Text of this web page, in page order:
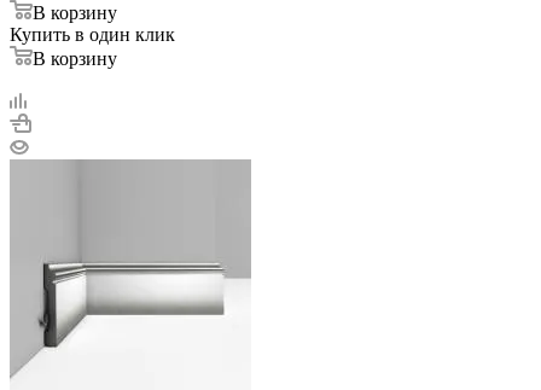
В корзину
Купить в один клик
В корзину